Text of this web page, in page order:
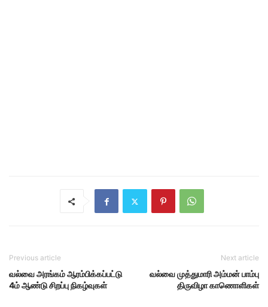
Previous article
வல்வை அரங்கம் ஆரம்பிக்கப்பட்டு
4ம் ஆண்டு சிறப்பு நிகழ்வுகள்
Next article
வல்வை முத்துமாரி அம்மன் பாம்பு
திருவிழா காணொளிகள்